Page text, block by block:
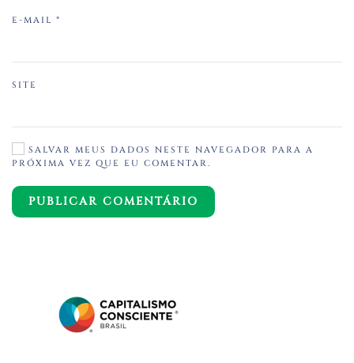
E-MAIL *
SITE
SALVAR MEUS DADOS NESTE NAVEGADOR PARA A
PRÓXIMA VEZ QUE EU COMENTAR.
PUBLICAR COMENTÁRIO